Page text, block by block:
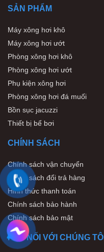
SẢN PHẨM
Máy xông hơi khô
Máy xông hơi ướt
Phòng xông hơi khô
Phòng xông hơi ướt
Phụ kiện xông hơi
Phòng xông hơi đá muối
Bồn sục jacuzzi
Thiết bị bể bơi
CHÍNH SÁCH
Chính sách vận chuyển
Chính sách đổi trả hàng
Hình thức thanh toán
Chính sách bảo hành
Chính sách bảo mật
KẾT NỐI VỚI CHÚNG TÔI